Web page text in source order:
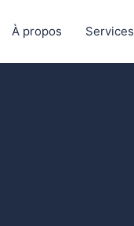
À propos Services